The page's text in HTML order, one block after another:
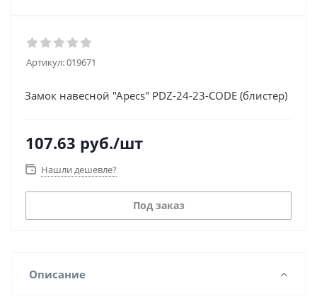
Артикул:019671
Замок навесной "Apecs" PDZ-24-23-CODE (блистер)
107.63 руб./шт
Нашли дешевле?
Под заказ
Описание